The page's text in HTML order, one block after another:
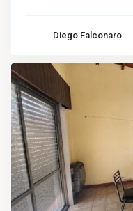
Diego Falconaro